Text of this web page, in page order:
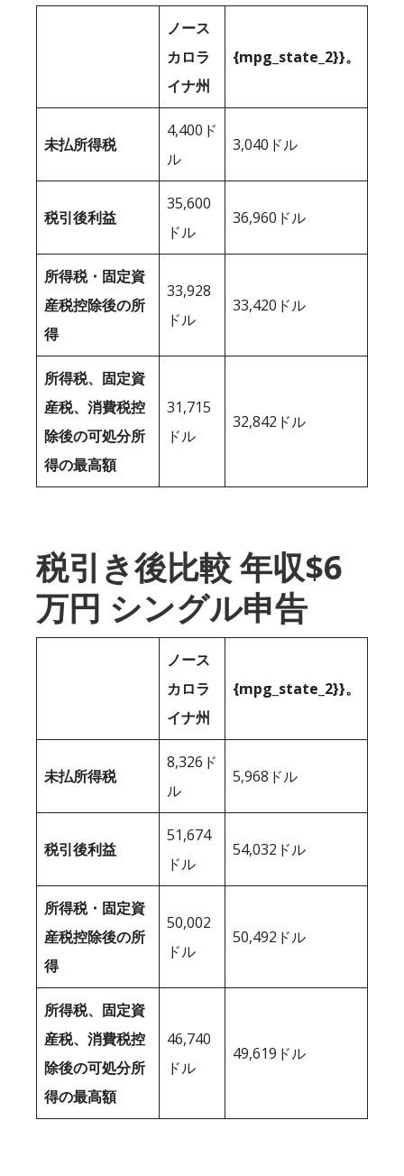
ノース
カロラ
イナ州
{mpg_state_2}}。
未払所得税
4,400ド
ル
3,040ドル
税引後利益
35,600
ドル
36,960ドル
所得税・固定資
産税控除後の所
得
33,928
ドル
33,420ドル
所得税、固定資
産税、消費税控
除後の可処分所
得の最高額
31,715
ドル
32,842ドル
税引き後比較 年収$6
万円 シングル申告
ノース
カロラ
イナ州
{mpg_state_2}}。
未払所得税
8,326ド
ル
5,968ドル
税引後利益
51,674
ドル
54,032ドル
所得税・固定資
産税控除後の所
得
50,002
ドル
50,492ドル
所得税、固定資
産税、消費税控
除後の可処分所
得の最高額
46,740
ドル
49,619ドル